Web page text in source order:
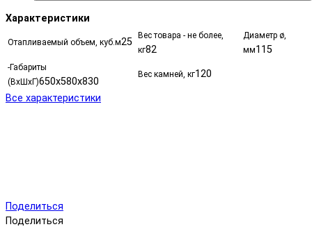
Характеристики
Отапливаемый объем, куб.м25
Вес товара - не более,
кг82
Диаметр ø,
мм115
-Габариты
(ВхШхГ)650х580х830
Вес камней, кг120
Все характеристики
Поделиться
Поделиться